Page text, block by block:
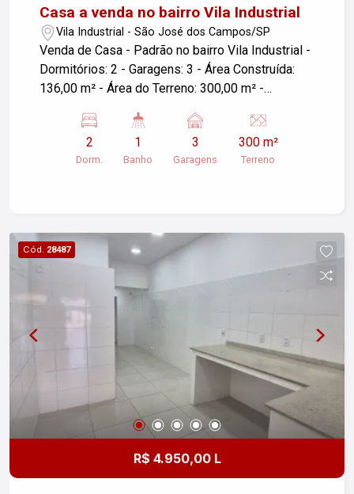
Casa a venda no bairro Vila Industrial
Vila Industrial - São José dos Campos/SP
Venda de Casa - Padrão no bairro Vila Industrial -
Dormitórios: 2 - Garagens: 3 - Área Construída:
136,00 m² - Área do Terreno: 300,00 m² -
Eletronico -Gás encanado no Chuveiro -Fogão -Ar
Condicionado -Quarto Planejado -Cozinha
planejada -Cerca Eletrica Para mais informações
2
Dorm.
1
Banho
3
Garagens
300 m²
Terreno
Cód. 28487
R$ 4.950,00 L